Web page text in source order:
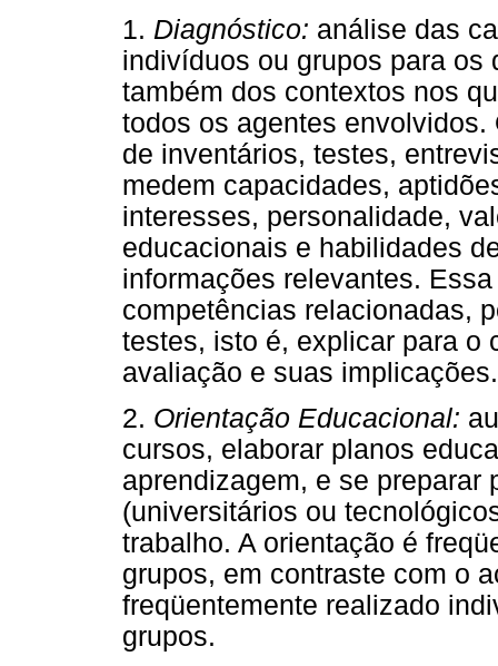
1. Diagnóstico: análise das
indivíduos ou grupos para os
também dos contextos nos
todos os agentes
de inventários, testes,
medem capacidades,
interesses, personalidade,
educacionais e habilidades
informações relevantes.
competências relacionadas,
testes, isto é, explicar para o
avaliação e suas implicações.
2. Orientação Educacional:
cursos, elaborar planos
aprendizagem, e se preparar
(universitários ou
trabalho. A orientação é
grupos, em contraste com o
freqüentemente realizado
grupos.